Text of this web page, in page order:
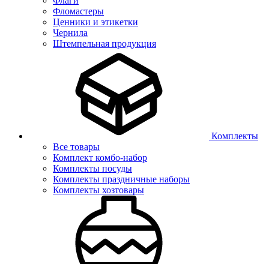
Фломастеры
Ценники и этикетки
Чернила
Штемпельная продукция
Комплекты
Все товары
Комплект комбо-набор
Комплекты посуды
Комплекты праздничные наборы
Комплекты хозтовары